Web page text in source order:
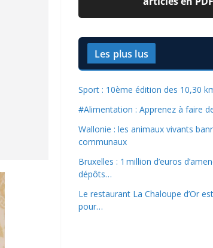
Les plus lus
Sport : 10ème édition des 10,30
#Alimentation : Apprenez à faire
Wallonie : les animaux vivants
communaux
Bruxelles : 1 million d’euros
dépôts…
Le restaurant La Chaloupe d’Or
pour…